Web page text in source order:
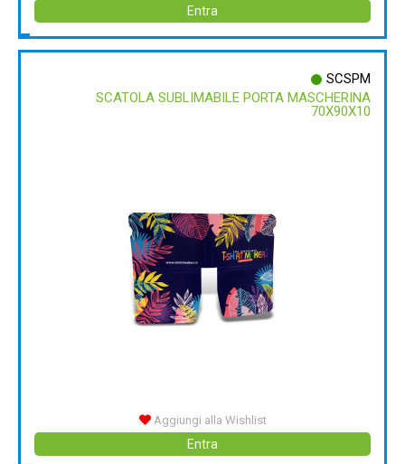
Entra
SCSPM
SCATOLA SUBLIMABILE PORTA MASCHERINA
70X90X10
Aggiungi alla Wishlist
Entra